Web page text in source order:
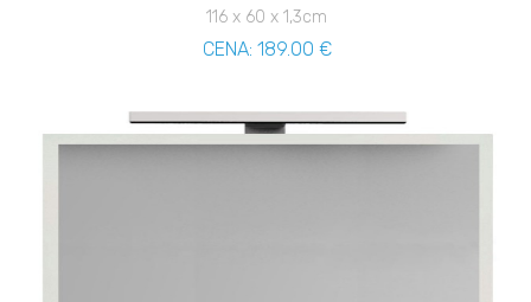
116 x 60 x 1,3cm
CENA: 189.00 €